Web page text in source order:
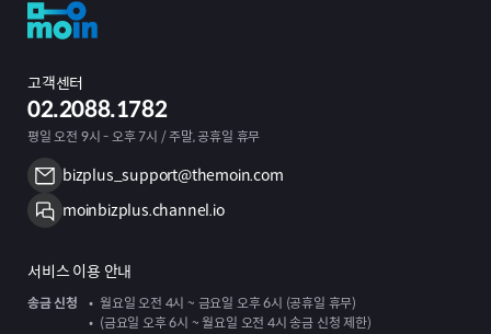
고객센터
02.2088.1782
평일 오전 9시 - 오후 7시 / 주말, 공휴일 휴무
bizplus_support@themoin.com
moinbizplus.channel.io
서비스 이용 안내
송금 신청
월요일 오전 4시 ~ 금요일 오후 6시 (공휴일 휴무)
(금요일 오후 6시 ~ 월요일 오전 4시 송금 신청 제한)